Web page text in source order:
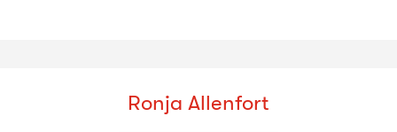
Ronja Allenfort